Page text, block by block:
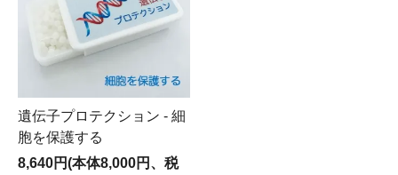
遺伝子プロテクション - 細
胞を保護する
8,640円(本体8,000円、税